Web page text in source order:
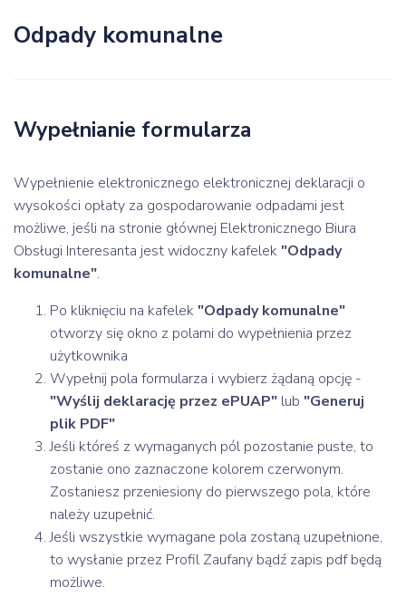
Odpady komunalne
Wypełnianie formularza
Wypełnienie elektronicznego elektronicznej deklaracji o
wysokości opłaty za gospodarowanie odpadami jest
możliwe, jeśli na stronie głównej Elektronicznego Biura
Obsługi Interesanta jest widoczny kafelek"Odpady
komunalne".
Po kliknięciu na kafelek"Odpady komunalne"
otworzy się okno z polami do wypełnienia przez
użytkownika
Wypełnij pola formularza i wybierz żądaną opcję -
"Wyślij deklarację przez ePUAP" lub "Generuj
plik PDF"
Jeśli któreś z wymaganych pól pozostanie puste, to
zostanie ono zaznaczone kolorem czerwonym.
Zostaniesz przeniesiony do pierwszego pola, które
należy uzupełnić.
Jeśli wszystkie wymagane pola zostaną uzupełnione,
to wysłanie przez Profil Zaufany bądź zapis pdf będą
możliwe.